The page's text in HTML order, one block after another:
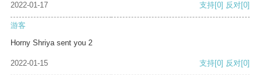
2022-01-17 支持[0] 反对[0]
游客
Horny Shriya sent you 2
2022-01-15 支持[0] 反对[0]